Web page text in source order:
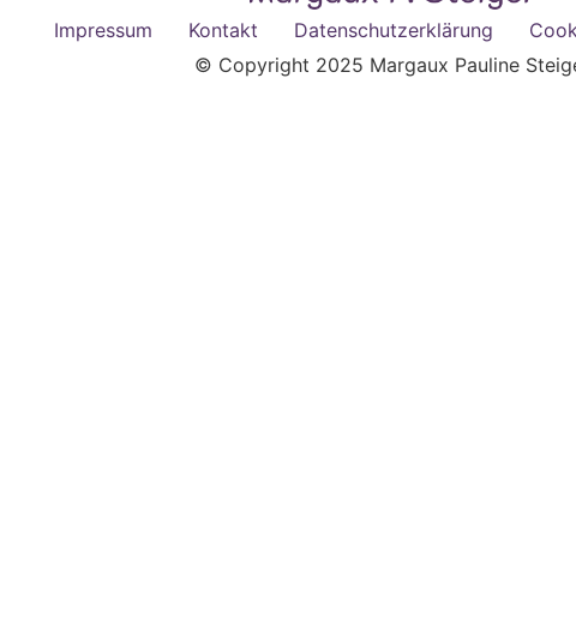
Impressum Kontakt Datenschutzerklärung
© Copyright 2025 Margaux Pauline